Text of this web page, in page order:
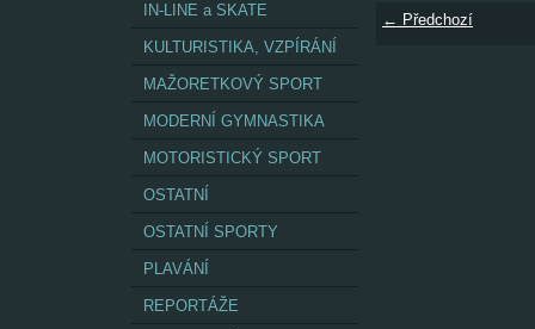
IN-LINE a SKATE
KULTURISTIKA, VZPÍRÁNÍ
MAŽORETKOVÝ SPORT
MODERNÍ GYMNASTIKA
MOTORISTICKÝ SPORT
OSTATNÍ
OSTATNÍ SPORTY
PLAVÁNÍ
REPORTÁŽE
← Předchozí